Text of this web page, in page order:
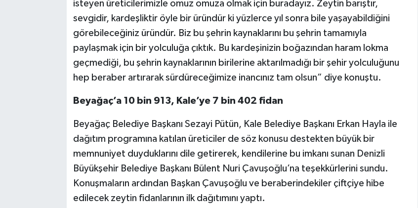
isteyen üreticilerimizle omuz omuza olmak için buradayız. Zeytin barıştır,
sevgidir, kardeşliktir öyle bir üründür ki yüzlerce yıl sonra bile yaşayabildiğini
görebileceğiniz üründür. Biz bu şehrin kaynaklarını bu şehrin tamamıyla
paylaşmak için bir yolculuğa çıktık. Bu kardeşinizin boğazından haram lokma
geçmediği, bu şehrin kaynaklarının birilerine aktarılmadığı bir şehir yolculuğunu
hep beraber artırarak sürdüreceğimize inancınız tam olsun” diye konuştu.
Beyağaç’a 10 bin 913, Kale’ye 7 bin 402 fidan
Beyağaç Belediye Başkanı Sezayi Pütün, Kale Belediye Başkanı Erkan Hayla ile
dağıtım programına katılan üreticiler de söz konusu destekten büyük bir
memnuniyet duyduklarını dile getirerek, kendilerine bu imkanı sunan Denizli
Büyükşehir Belediye Başkanı Bülent Nuri Çavuşoğlu’na teşekkürlerini sundu.
Konuşmaların ardından Başkan Çavuşoğlu ve beraberindekiler çiftçiye hibe
edilecek zeytin fidanlarının ilk dağıtımını yaptı.